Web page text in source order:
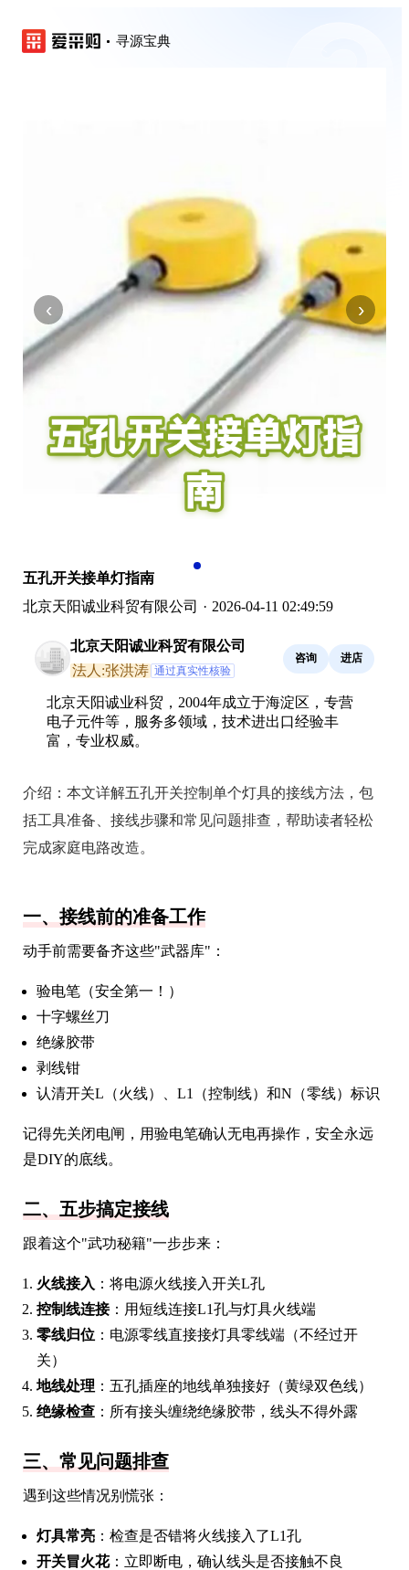
寻源宝典
‹ ›
五孔开关接单灯指南
北京天阳诚业科贸有限公司 · 2026-04-11 02:49:59
北京天阳诚业科贸有限公司
法人:张洪涛 通过真实性核验
咨询 进店
北京天阳诚业科贸，2004年成立于海淀区，专营
电子元件等，服务多领域，技术进出口经验丰
富，专业权威。
介绍： 本文详解五孔开关控制单个灯具的接线方法，包
括工具准备、接线步骤和常见问题排查，帮助读者轻松
完成家庭电路改造。
一、接线前的准备工作
动手前需要备齐这些"武器库"：
验电笔（安全第一！）
十字螺丝刀
绝缘胶带
剥线钳
认清开关L（火线）、L1（控制线）和N（零线）标识
记得先关闭电闸，用验电笔确认无电再操作，安全永远
是DIY的底线。
二、五步搞定接线
跟着这个"武功秘籍"一步步来：
火线接入 ：将电源火线接入开关L孔
控制线连接：用短线连接L1孔与灯具火线端
零线归位 ：电源零线直接接灯具零线端（不经过开
关）
地线处理 ：五孔插座的地线单独接好（黄绿双色线）
绝缘检查 ：所有接头缠绕绝缘胶带，线头不得外露
三、常见问题排查
遇到这些情况别慌张：
灯具常亮 ：检查是否错将火线接入了L1孔
开关冒火花：立即断电，确认线头是否接触不良